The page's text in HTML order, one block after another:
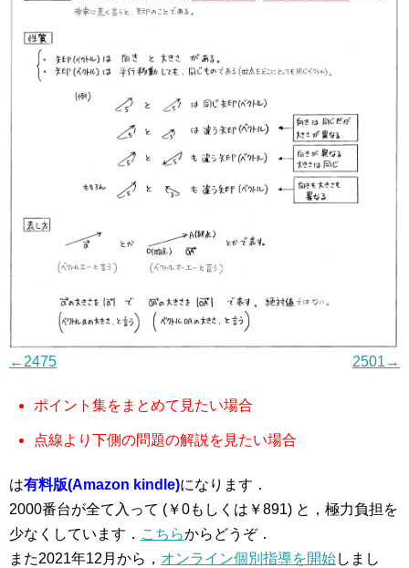
←2475 2501→
ポイント集をまとめて見たい場合
点線より下側の問題の解説を見たい場合
は有料版(Amazon kindle)になります．
2000番台が全て入って (￥0もしくは￥891) と，極力負担を
少なくしています． こちらからどうぞ．
また2021年12月から， オンライン個別指導を開始しまし